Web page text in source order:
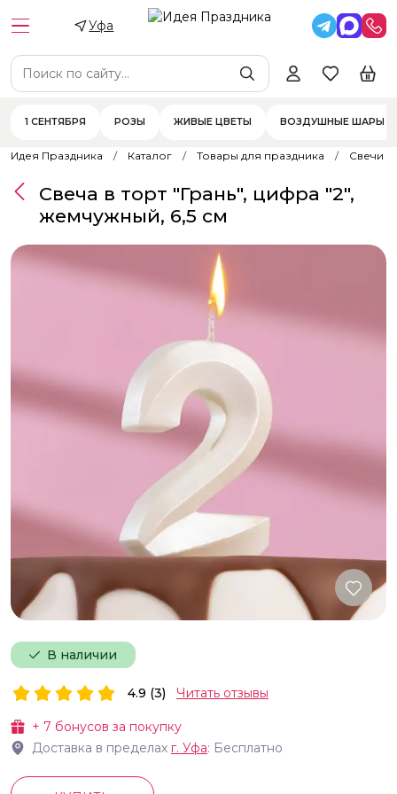
Уфа
1 СЕНТЯБРЯ РОЗЫ ЖИВЫЕ ЦВЕТЫ ВОЗДУШНЫЕ ШАРЫ
Идея Праздника Каталог Товары для праздника Свечи
В наличии
Свеча в торт "Грань", цифра "2",
жемчужный, 6,5 см
+ 7 бонусов за покупку
Доставка в пределах г. Уфа: Бесплатно
4.9 (3) Читать отзывы